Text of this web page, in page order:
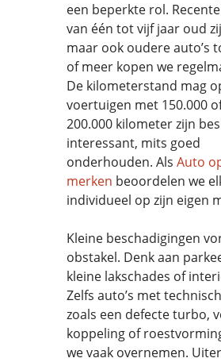
een beperkte rol.
van één tot vijf jaar oud
maar ook oudere auto’s
of meer kopen we
De kilometerstand mag
voertuigen met 150.000
200.000 kilometer zijn
interessant, mits goed
onderhouden. Als Auto
merken beoordelen we
individueel op zijn eigen
Kleine beschadigingen
obstakel. Denk aan
kleine lakschades of
Zelfs auto’s met
zoals een defecte turbo,
koppeling of
we vaak overnemen.